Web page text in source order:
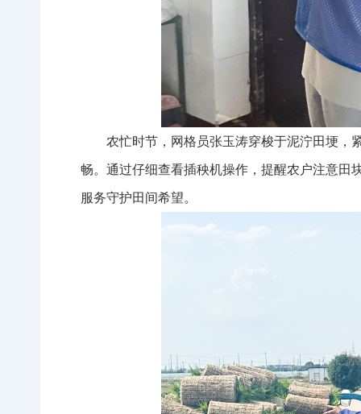
农忙时节，网格员张玉涛穿梭于泥泞田埂，
畅。通过仔细查看插秧机操作，提醒农户注意田
服务守护田间希望。